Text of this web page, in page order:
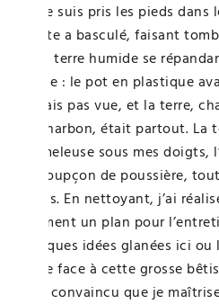
je me suis pris les pieds dans
plante a basculé, faisant
de la terre humide se
totale : le pot en plastique
n’avais pas vue, et la terre,
de charbon, était partout. La
grumeleuse sous mes doigts,
un soupçon de poussière,
stress. En nettoyant, j’ai
vraiment un plan pour
quelques idées glanées ici
route face à cette grosse
tout convaincu que je